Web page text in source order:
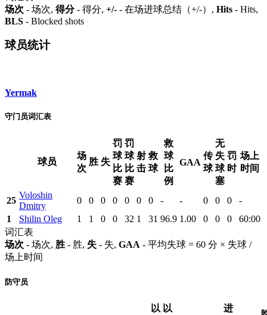
场次 - 场次, 得分- 得分, +/- - 在场进球总结（+/-）, Hits - Hits,
BLS - Blocked shots
球员统计
Yermak
守门员词汇表
球员
场
次
胜 失
罚
球
比
赛
罚
球
比
赛
射
击
救
球
救
球
比
例
GAA
传
球
无
失
球
塞
罚
时
场上
时间
25
Voloshin
Dmitry
0 0 0 0 0 0 0 - - 0 0 0
-
1
Shilin Oleg 1 1 0 0 32 1 31 96.9 1.00 0 0 0
60:00
词汇表
场次 - 场次, 胜 - 胜, 失 - 失, GAA - 平均失球 = 60 分 × 失球 /
场上时间
防守员
以 以 进